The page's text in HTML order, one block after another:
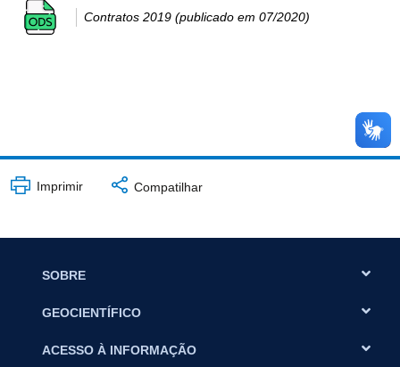
Contratos 2019 (publicado em 07/2020)
Imprimir Compatilhar
SOBRE
GEOCIENTÍFICO
ACESSO À INFORMAÇÃO